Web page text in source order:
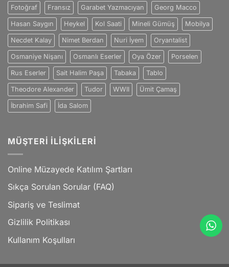
Fotoğraf Fransız Garabet Yazmacıyan Georg Macco
Hasan Saygın Heykel Kol Saati Mineli Gümüş Mobilya
Necdet Kalay Nimet Berdan Nuri İyem Oryantalist
Osmaniye Nişanı Osmanlı Eserler Oya Özer Porselen
Rus Eserler Sait Halim Paşa Tabaka Tablo
Theodore Alexander Tudor WWII Ümit Çamaş
İbrahim Safi İda Salom
MÜŞTERI İLIŞKILERI
Online Müzayede Katılım Şartları
Sıkça Sorulan Sorular (FAQ)
Sipariş ve Teslimat
Gizlilik Politikası
Kullanım Koşulları